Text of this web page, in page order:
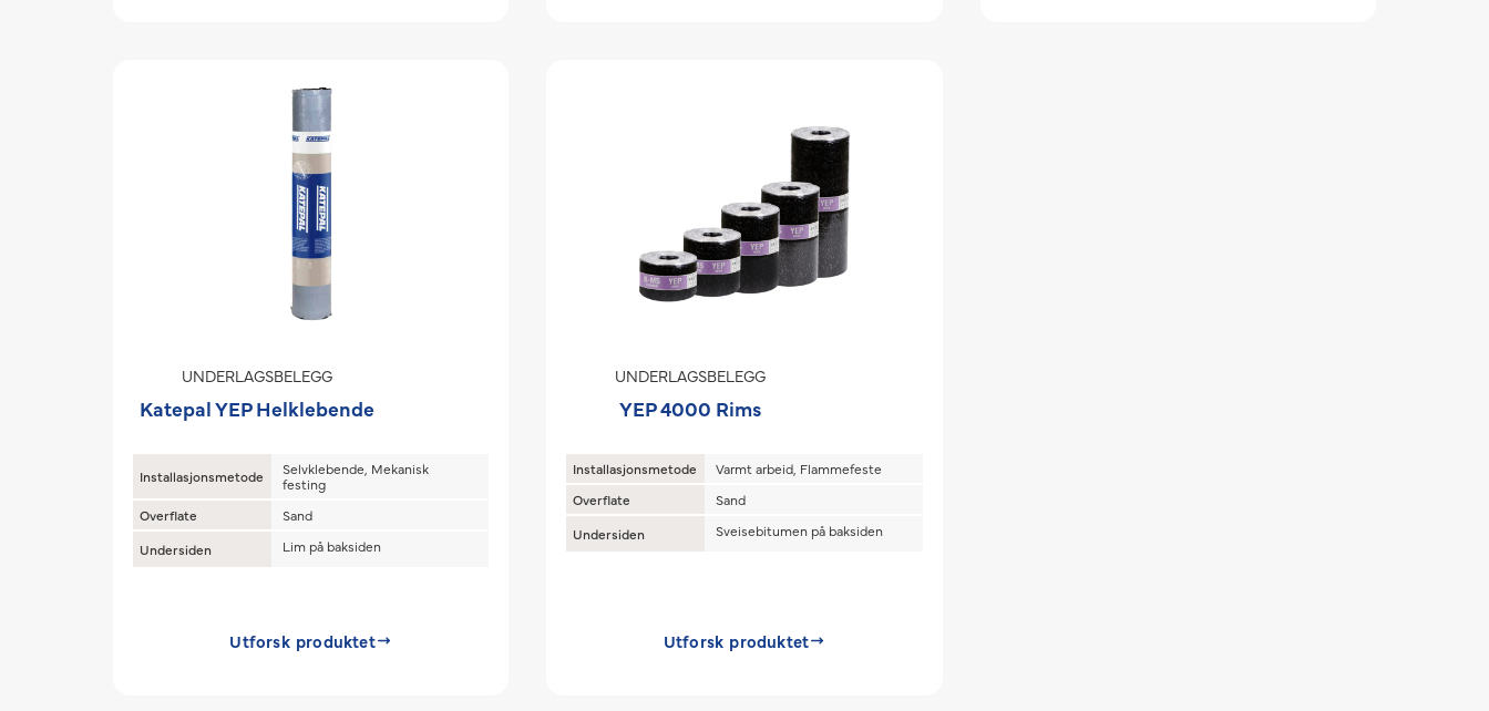
UNDERLAGSBELEGG
Katepal YEP Helklebende
Installasjonsmetode
Selvklebende, Mekanisk
festing
Overflate
Sand
Undersiden
Lim på baksiden
Utforsk produktet
UNDERLAGSBELEGG
YEP 4000 Rims
Installasjonsmetode
Varmt arbeid, Flammefeste
Overflate
Sand
Undersiden
Sveisebitumen på baksiden
Utforsk produktet